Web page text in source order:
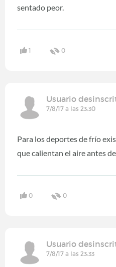
sentado peor.
1 0
Usuario
7/8/17 a las 23:30
Para los deportes de frío
que calientan el aire antes
0 0
Usuario
7/8/17 a las 23:33